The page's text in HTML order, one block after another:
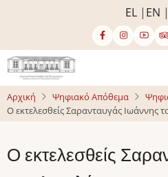
κυρίως
περιεχόμενο
EL EN
Αρχική Ψηφιακό Απόθεμα
Ο εκτελεσθείς Σαρανταυγάς Ιωάννης
Ο εκτελεσθείς